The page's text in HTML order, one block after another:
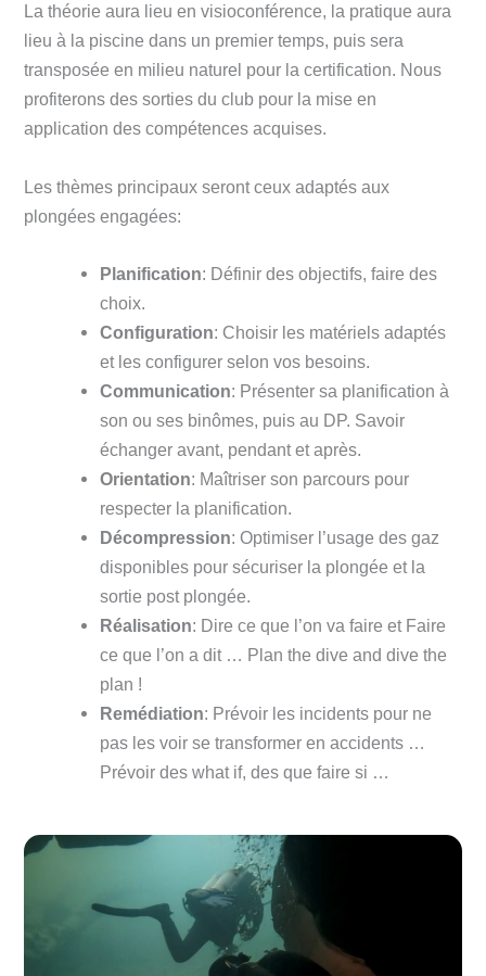
La théorie aura lieu en visioconférence, la pratique aura
lieu à la piscine dans un premier temps, puis sera
transposée en milieu naturel pour la certification. Nous
profiterons des sorties du club pour la mise en
application des compétences acquises.
Les thèmes principaux seront ceux adaptés aux
plongées engagées:
Planification: Définir des objectifs, faire des
choix.
Configuration: Choisir les matériels adaptés
et les configurer selon vos besoins.
Communication: Présenter sa planification à
son ou ses binômes, puis au DP. Savoir
échanger avant, pendant et après.
Orientation: Maîtriser son parcours pour
respecter la planification.
Décompression: Optimiser l’usage des gaz
disponibles pour sécuriser la plongée et la
sortie post plongée.
Réalisation: Dire ce que l’on va faire et Faire
ce que l’on a dit … Plan the dive and dive the
plan !
Remédiation: Prévoir les incidents pour ne
pas les voir se transformer en accidents …
Prévoir des what if, des que faire si …